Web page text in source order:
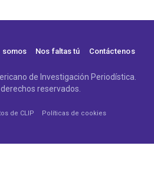
somos Nos faltas tú Contáctenos
de Investigación Periodística.
reservados.
de CLIP Políticas de cookies